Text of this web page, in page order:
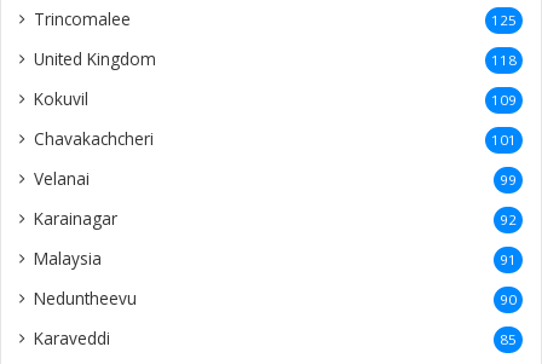
Trincomalee 125
United Kingdom 118
Kokuvil 109
Chavakachcheri 101
Velanai 99
Karainagar 92
Malaysia 91
Neduntheevu 90
Karaveddi 85